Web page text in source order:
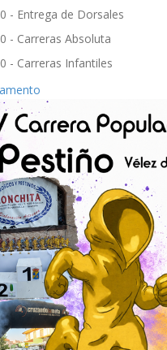
- Entrega de Dorsales
- Carreras Absoluta
- Carreras Infantiles